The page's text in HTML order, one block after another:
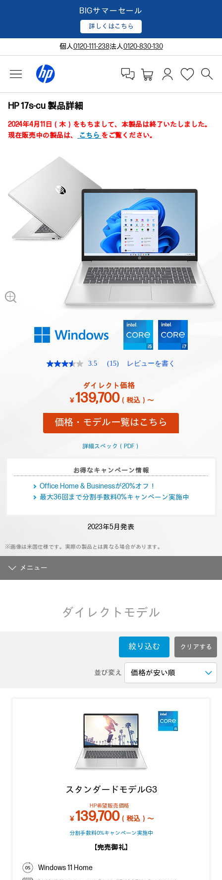
BIGサマーセール
詳しくはこちら
個人0120-111-238法人0120-830-130
HP 17s-cu 製品詳細
2024年4月11日（木）をもちまして、本製品は終了いたしました。
現在販売中の製品は、
こちら をご覧ください。
3.5
レ
ュ
ー
を
む.
同
ー
リ
ン
ク。
(15) レビューを書く
ダイレクト価格
￥139,700（税込）～
価格・モデル一覧はこちら
詳細スペック（PDF）
お得なキャンペーン情報
Office Home & Businessが20%オフ！
最大36回まで分割手数料0%キャンペーン実施中
2023年5月発表
※画像は米国仕様です。実際の製品とは異なる場合があります。
メニュー
ダイレクトモデル
絞り込む
並び変え
スタンダードモデルG3
HP希望販売価格
￥139,700（税込）～
分割手数料0%キャンペーン実施中
【完売御礼】
Windows 11 Home